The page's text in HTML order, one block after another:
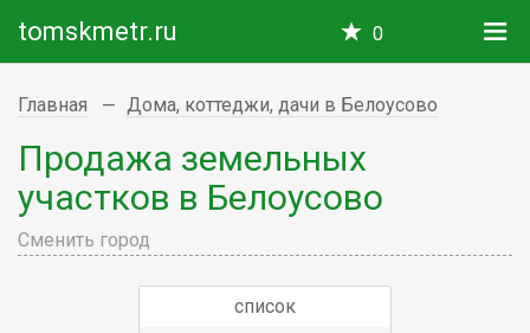
tomskmetr.ru 0
Главная Дома, коттеджи, дачи в Белоусово
Продажа земельных
участков в Белоусово
Сменить город
список